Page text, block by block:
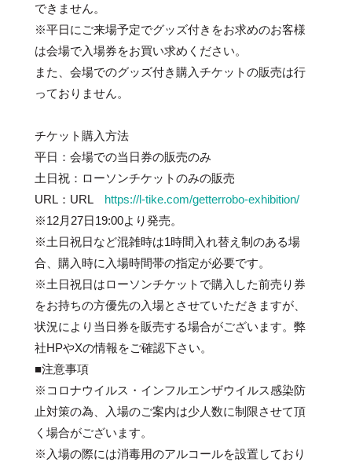
できません。
※平日にご来場予定でグッズ付きをお求めのお客様
は会場で入場券をお買い求めください。
また、会場でのグッズ付き購入チケットの販売は行
っておりません。
チケット購入方法
平日：会場での当日券の販売のみ
土日祝：ローソンチケットのみの販売
URL：URL https://l-tike.com/getterrobo-exhibition/
※12月27日19:00より発売。
※土日祝日など混雑時は1時間入れ替え制のある場
合、購入時に入場時間帯の指定が必要です。
※土日祝日はローソンチケットで購入した前売り券
をお持ちの方優先の入場とさせていただきますが、
状況により当日券を販売する場合がございます。弊
社HPやXの情報をご確認下さい。
■注意事項
※コロナウイルス・インフルエンザウイルス感染防
止対策の為、入場のご案内は少人数に制限させて頂
く場合がございます。
※入場の際には消毒用のアルコールを設置しており